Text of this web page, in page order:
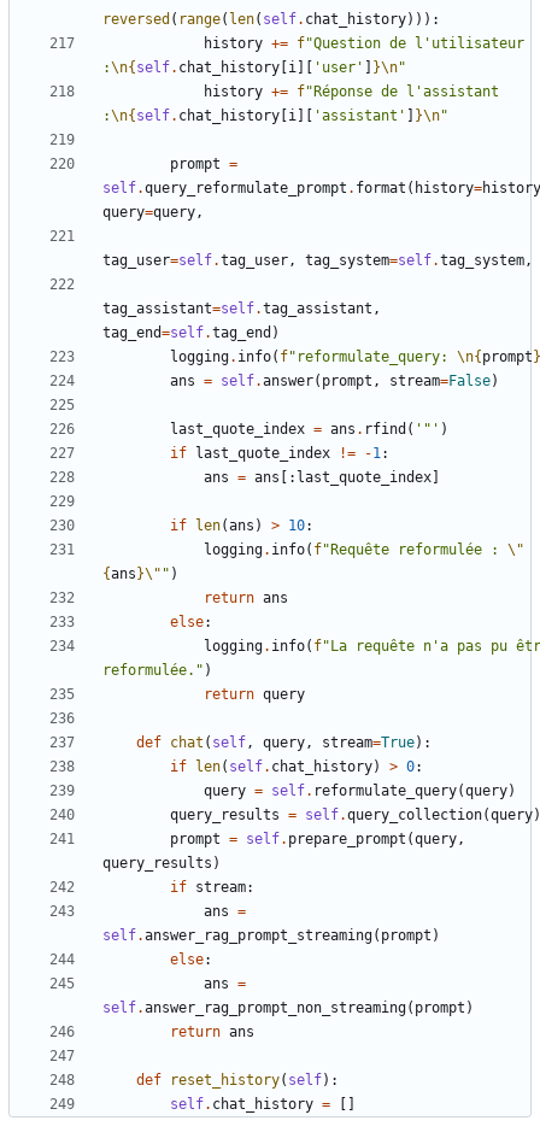
reversed ( range( len( self. chat_history))):
history += f"Question de l'utilisateur
:\n{ self. chat_history i 'user' }\n"
history += f"Réponse de l'assistant
:\n{ self. chat_history i 'assistant' }\n"
prompt =
self.query_reformulate_prompt . format ( history=history
query=query,
tag_user=self.tag_user, tag_system=self.tag_system,
tag_assistant=self.tag_assistant ,
tag_end=self.tag_end )
logging. info( f"reformulate_query: \n{ prompt }
ans = self.answer( prompt , stream=False)
last_quote_index = ans . rfind ( '"' )
if
last_quote_index != -1:
ans = ans [: last_quote_index
if len(ans ) > 10:
logging. info( f"Requête reformulée : \"
{ans }\" " )
return ans
else:
logging. info( f"La requête n'a pas pu
reformulée." )
return query
def chat ( self, query, stream=True):
if
len( self. chat_history) > 0:
query = self. reformulate_query(query)
query_results = self.query_collection(query)
prompt = self. prepare_prompt (query,
query_results )
if stream:
ans =
self.answer_rag_prompt_streaming( prompt )
else:
ans =
self.answer_rag_prompt_non_streaming( prompt )
return ans
def reset_history( self):
self. chat_history =